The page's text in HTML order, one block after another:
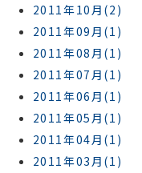
2011年10月(2)
2011年09月(1)
2011年08月(1)
2011年07月(1)
2011年06月(1)
2011年05月(1)
2011年04月(1)
2011年03月(1)